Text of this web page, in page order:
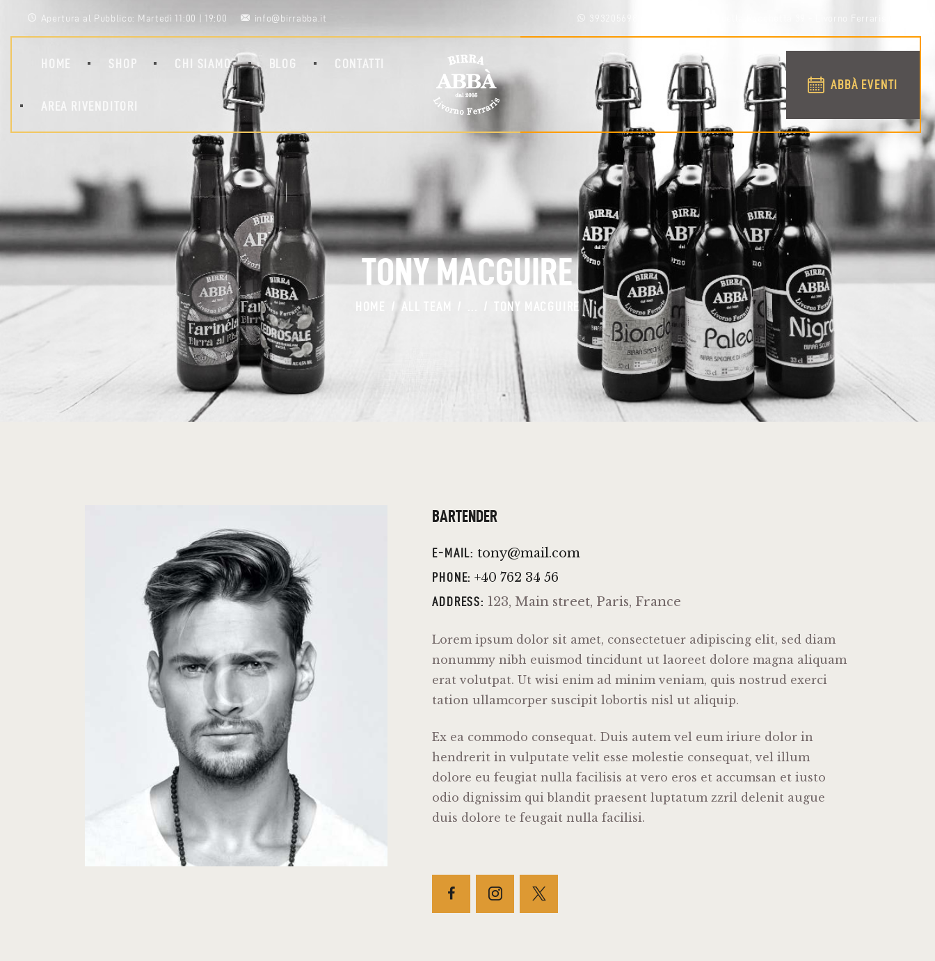
Apertura al Pubblico: Martedì 11:00 | 19:00 info@birrabba.it via Conti della Rocchetta 39 - Livorno Ferraris (VC)
HOME SHOP CHI SIAMO BLOG CONTATTI
AREA RIVENDITORI
ABBÀ EVENTI
TONY MACGUIRE
ALL TEAM TONY MACGUIRE
BARTENDER
E-MAIL: tony@mail.com
PHONE: +40 762 34 56
ADDRESS: 123, Main street, Paris, France
Lorem ipsum dolor sit amet, consectetuer adipiscing elit, sed diam
nonummy nibh euismod tincidunt ut laoreet dolore magna aliquam
erat volutpat. Ut wisi enim ad minim veniam, quis nostrud exerci
tation ullamcorper suscipit lobortis nisl ut aliquip.
Ex ea commodo consequat. Duis autem vel eum iriure dolor in
hendrerit in vulputate velit esse molestie consequat, vel illum
dolore eu feugiat nulla facilisis at vero eros et accumsan et iusto
odio dignissim qui blandit praesent luptatum zzril delenit augue
duis dolore te feugait nulla facilisi.